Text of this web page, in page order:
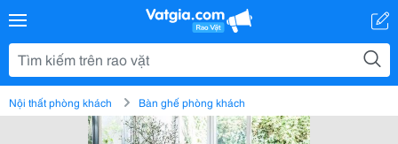
Nội thất phòng khách Bàn ghế phòng khách